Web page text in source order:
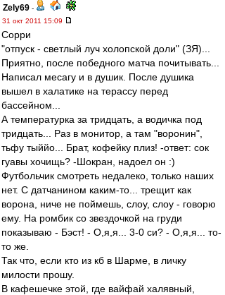
Zely69 -
31 окт 2011 15:09
Сорри
"отпуск - светлый луч холопской доли" (ЗЯ)...
Приятно, после победного матча почитывать...
Написал месагу и в душик. После душика
вышел в халатике на терассу перед
бассейном...
А температурка за тридцать, а водичка под
тридцать... Раз в монитор, а там "воронин",
тьфу тыййо... Брат, кофейку плиз! -ответ: сок
гуавы хочищь? -Шокран, надоел он :)
Футбольчик смотреть недалеко, только наших
нет. С датчанином каким-то... трещит как
ворона, ниче не поймешь, слоу, слоу - говорю
ему. На ромбик со звездочкой на груди
показываю - Бэст! - О,я,я... 3-0 си? - О,я,я... то-
то же.
Так что, если кто из кб в Шарме, в личку
милости прошу.
В кафешечке этой, где вайфай халявный,